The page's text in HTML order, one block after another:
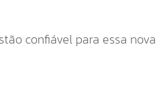
confiável para essa nova